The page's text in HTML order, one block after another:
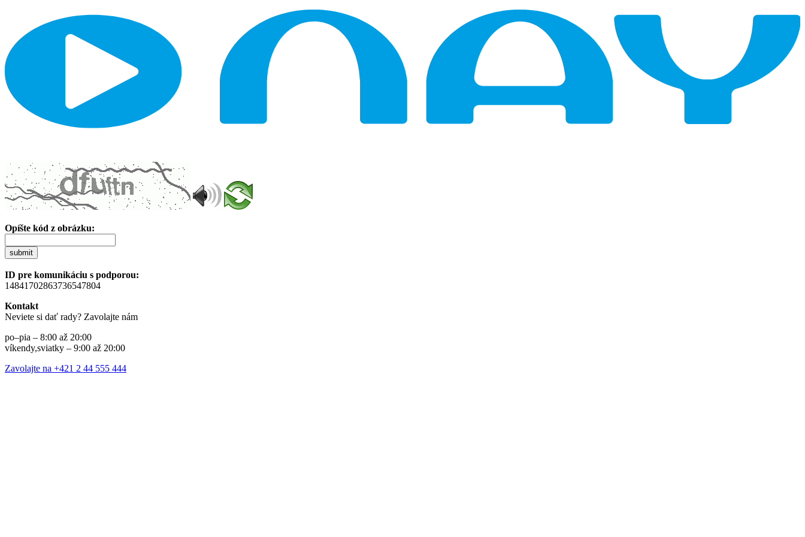
Opíšte kód z obrázku:
submit
ID pre komunikáciu s podporou:
14841702863736547804
Kontakt
Neviete si dať rady? Zavolajte nám
po–pia – 8:00 až 20:00
víkendy,sviatky – 9:00 až 20:00
Zavolajte na +421 2 44 555 444